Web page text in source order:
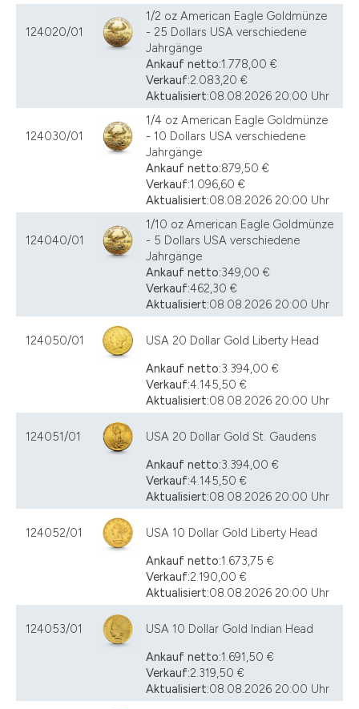
124020/01
1/2 oz American Eagle Goldmünze
- 25 Dollars USA verschiedene
Jahrgänge
Ankauf netto:1.778,00 €
Verkauf:2.083,20 €
Aktualisiert:08.08.2026 20:00 Uhr
124030/01
1/4 oz American Eagle Goldmünze
- 10 Dollars USA verschiedene
Jahrgänge
Ankauf netto:879,50 €
Verkauf:1.096,60 €
Aktualisiert:08.08.2026 20:00 Uhr
124040/01
1/10 oz American Eagle Goldmünze
- 5 Dollars USA verschiedene
Jahrgänge
Ankauf netto:349,00 €
Verkauf:462,30 €
Aktualisiert:08.08.2026 20:00 Uhr
124050/01
USA 20 Dollar Gold Liberty Head
Ankauf netto:3.394,00 €
Verkauf:4.145,50 €
Aktualisiert:08.08.2026 20:00 Uhr
124051/01
USA 20 Dollar Gold St. Gaudens
Ankauf netto:3.394,00 €
Verkauf:4.145,50 €
Aktualisiert:08.08.2026 20:00 Uhr
124052/01
USA 10 Dollar Gold Liberty Head
Ankauf netto:1.673,75 €
Verkauf:2.190,00 €
Aktualisiert:08.08.2026 20:00 Uhr
124053/01
USA 10 Dollar Gold Indian Head
Ankauf netto:1.691,50 €
Verkauf:2.319,50 €
Aktualisiert:08.08.2026 20:00 Uhr